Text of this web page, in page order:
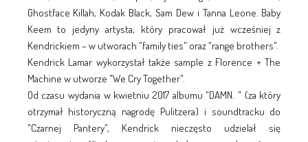
Ghostface Killah, Kodak Black, Sam Dew i Tanna Leone. Baby
Keem to jedyny artysta, który pracował już wcześniej z
Kendrickiem – w utworach "family ties" oraz "range brothers".
Kendrick Lamar wykorzystał także sample z Florence + The
Machine w utworze "We Cry Together".
Od czasu wydania w kwietniu 2017 albumu "DAMN. " (za który
otrzymał historyczną nagrodę Pulitzera) i soundtracku do
"Czarnej Pantery", Kendrick nieczęsto udzielał się